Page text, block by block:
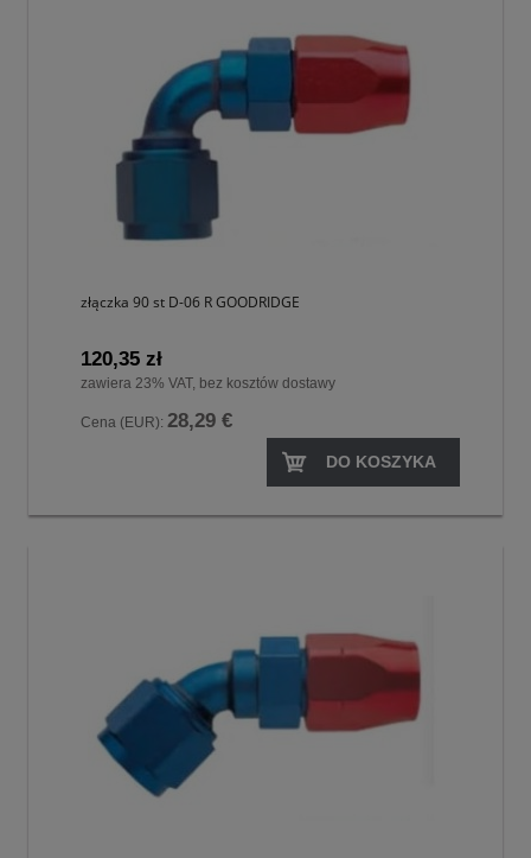
złączka 90 st D-06 R GOODRIDGE
120,35 zł
zawiera 23% VAT, bez kosztów dostawy
Cena (EUR): 28,29 €
DO KOSZYKA